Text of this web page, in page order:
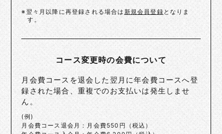
※翌々月以降に再登録される場合は 新規会員登録 となりま
す。
コース変更時の会費について
月会費コースを退会した翌月に年会費コースへ登
録された場合、重複でのお支払いは発生しませ
ん。
(例)
月会費コース退会月：月会費550円（税込）